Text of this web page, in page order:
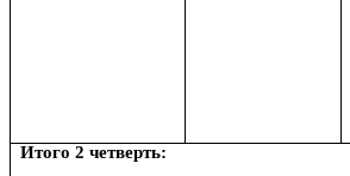
Итого 2 четверть: